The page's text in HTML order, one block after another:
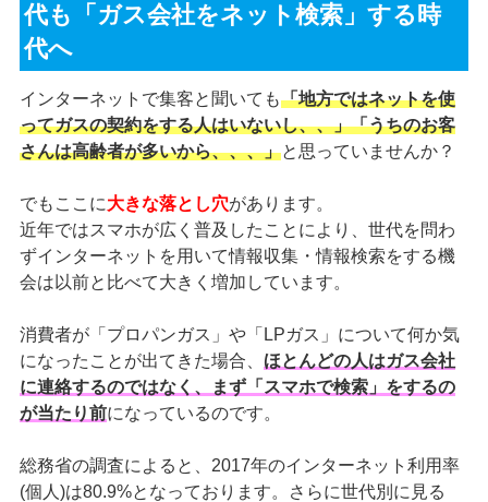
代も「ガス会社をネット検索」する時
代へ
インターネットで集客と聞いても「地方ではネットを使
ってガスの契約をする人はいないし、、」「うちのお客
さんは高齢者が多いから、、、」と思っていませんか？
でもここに大きな落とし穴があります。
近年ではスマホが広く普及したことにより、世代を問わ
ずインターネットを用いて情報収集・情報検索をする機
会は以前と比べて大きく増加しています。
消費者が「プロパンガス」や「LPガス」について何か気
になったことが出てきた場合、 ほとんどの人はガス会社
に連絡するのではなく、まず「スマホで検索」をするの
が当たり前になっているのです。
総務省の調査によると、2017年のインターネット利用率
(個人)は80.9%となっております。さらに世代別に見る